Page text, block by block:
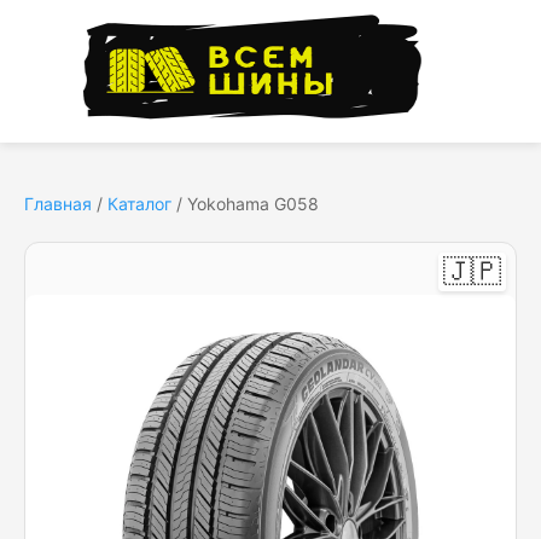
Главная / Каталог / Yokohama G058
🇯🇵